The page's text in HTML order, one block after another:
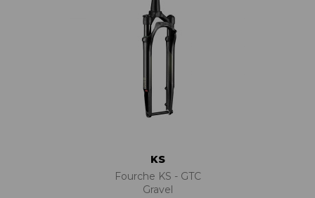
KS
Fourche KS - GTC
Gravel